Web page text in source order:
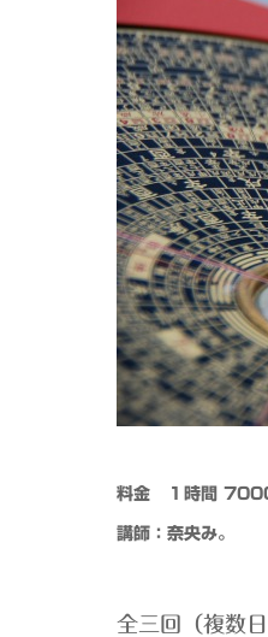
料金 １時間
講師：奈央み。
全三回（複数